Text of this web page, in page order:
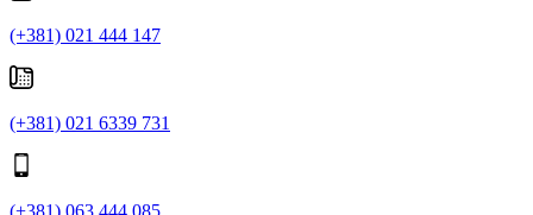
(+381) 021 444 147
(+381) 021 6339 731
(+381) 063 444 085